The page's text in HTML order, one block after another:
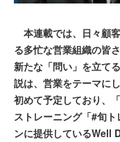
本連載では、日々顧
る多忙な営業組織の皆
新たな「問い」を立て
説は、営業をテーマに
初めて予定しており、
ストレーニング「#旬
ンに提供しているWell